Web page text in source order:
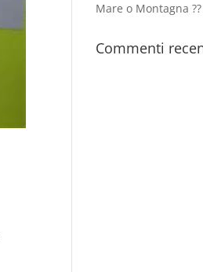
Mare o Montagna ??
Commenti